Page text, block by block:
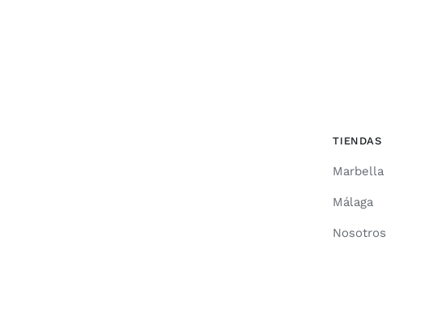
TIENDAS
Marbella
Málaga
Nosotros